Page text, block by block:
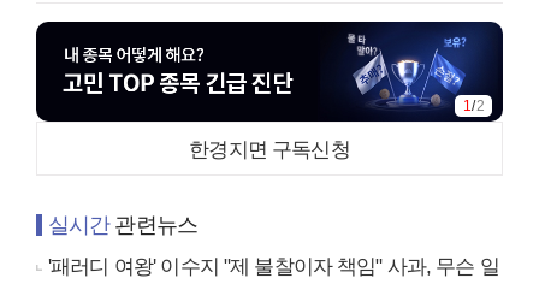
2/2
한경지면 구독신청
실시간관련뉴스
'패러디 여왕' 이수지 "제 불찰이자 책임" 사과, 무슨 일